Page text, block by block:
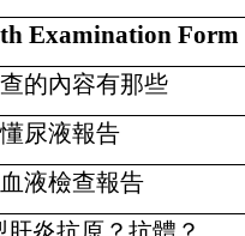
Examination Form
的內容有那些
尿液報告
液檢查報告